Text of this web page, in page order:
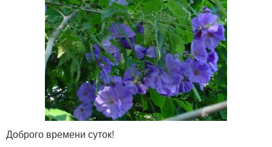
Доброго времени суток!